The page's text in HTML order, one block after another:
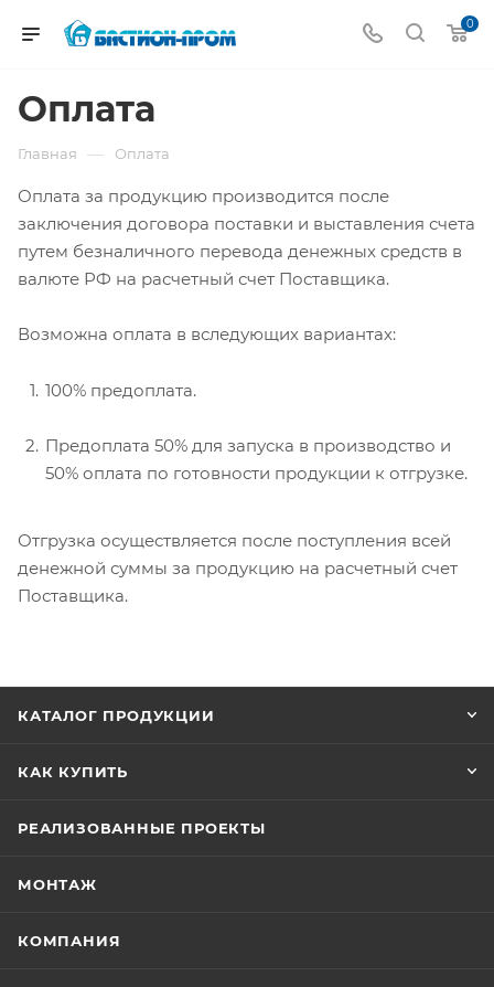
0
Оплата
Главная — Оплата
Оплата за продукцию производится после
заключения договора поставки и выставления счета
путем безналичного перевода денежных средств в
валюте РФ на расчетный счет Поставщика.
Возможна оплата в вследующих вариантах:
100% предоплата.
Предоплата 50% для запуска в производство и
50% оплата по готовности продукции к отгрузке.
Отгрузка осуществляется после поступления всей
денежной суммы за продукцию на расчетный счет
Поставщика.
КАТАЛОГ ПРОДУКЦИИ
КАК КУПИТЬ
РЕАЛИЗОВАННЫЕ ПРОЕКТЫ
МОНТАЖ
КОМПАНИЯ